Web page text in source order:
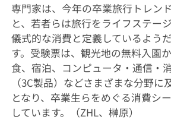
専門家は、今年の卒業旅行トレン
と、若者らは旅行をライフステー
儀式的な消費と定義しているよう
す。受験票は、観光地の無料入園
食、宿泊、コンピュータ・通信・
（3C製品）などさまざまな分野に
となり、卒業生らをめぐる消費シ
しています。（ZHL、榊原）